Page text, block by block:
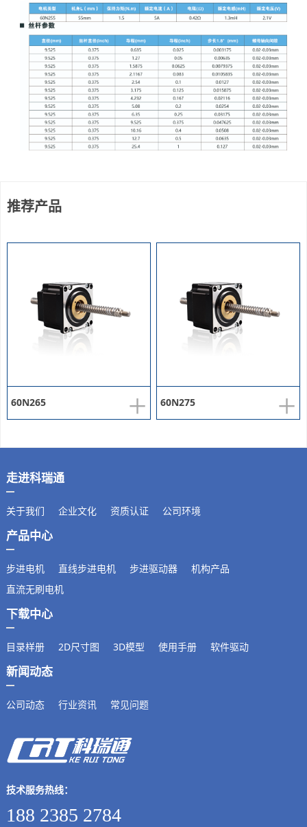
推荐产品
+
60N265 +
60N275
走进科瑞通
关于我们 企业文化 资质认证 公司环境
产品中心
步进电机 直线步进电机 步进驱动器
机构产品
直流无刷电机
下载中心
目录样册 2D尺寸图 3D模型 使用手册 软件驱动
新闻动态
公司动态 行业资讯 常见问题
技术服务热线：
188 2385 2784